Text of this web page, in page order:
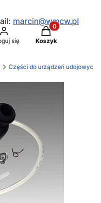
marcin@wmcw.pl
się
Produkty w
Koszyk
Części do urządzeń udojowych